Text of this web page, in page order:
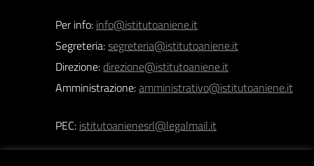
Per info: info@istitutoaniene.it
Segreteria:segreteria@istitutoaniene.it
Direzione: direzione@istitutoaniene.it
Amministrazione:amministrativo@istitutoaniene.it
PEC: istitutoanienesrl@legalmail.it